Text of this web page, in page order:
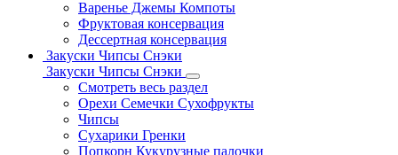
Варенье Джемы Компоты
Фруктовая консервация
Дессертная консервация
Закуски Чипсы Снэки
Закуски Чипсы Снэки
Смотреть весь раздел
Орехи Семечки Сухофрукты
Чипсы
Сухарики Гренки
Попкорн Кукурузные палочки